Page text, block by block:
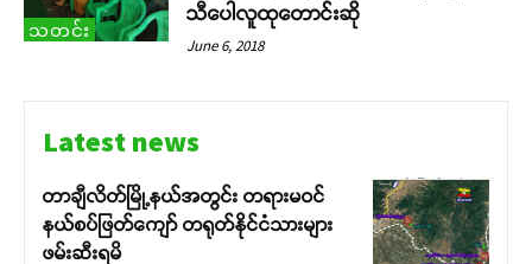
သတင်း
သီပေါလူထုတောင်းဆို
June 6, 2018
Latest news
တာချီလိတ်မြို့နယ်အတွင်း တရားမဝင်
နယ်စပ်ဖြတ်ကျော် တရုတ်နိုင်ငံသားများ
ဖမ်းဆီးရမိ